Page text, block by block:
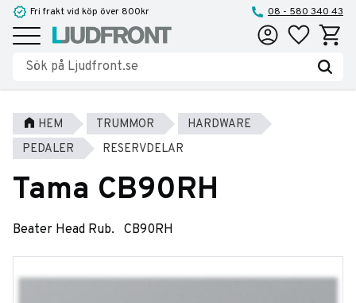
Meny
Fri frakt vid köp över 800kr 08 - 580 340 43
Favoriter
HEM TRUMMOR
HARDWARE
PEDALER
RESERVDELAR
Tama CB90RH
Beater Head Rub. CB90RH